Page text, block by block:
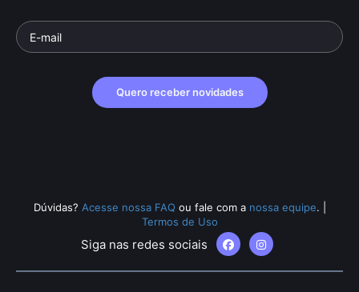
Quero receber novidades
Dúvidas? Acesse nossa FAQ ou fale com a nossa equipe.
Termos de Uso
Siga nas redes sociais